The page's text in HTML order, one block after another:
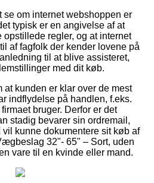
se om internet webshoppen er
typisk er en angivelse af at
opstillede regler, og at internet
af fagfolk der kender lovene på
til at blive assisteret,
med dit køb.
at kunden er klar over de mest
indflydelse på handlen, f.eks.
bruger. Derfor er det
stadig bevarer sin ordremail,
kunne dokumentere sit køb af
32"- 65" – Sort, uden
vare til en kvinde eller mand.